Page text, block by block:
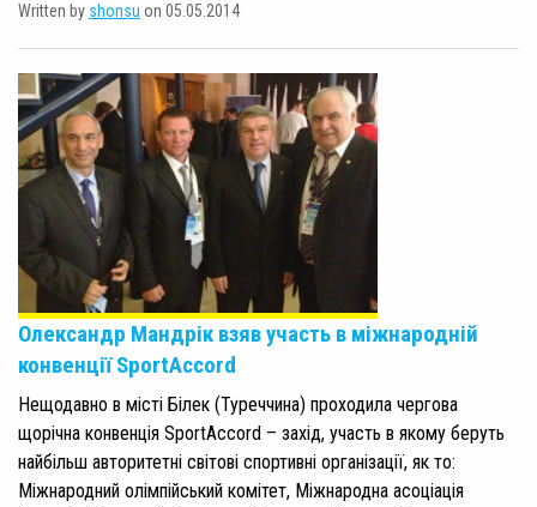
Written by shonsu on 05.05.2014
Олександр Мандрік взяв участь в міжнародній
конвенції SportAccord
Нещодавно в місті Білек (Туреччина) проходила чергова
щорічна конвенція SportAccord – захід, участь в якому беруть
найбільш авторитетні світові спортивні організації, як то:
Міжнародний олімпійський комітет, Міжнародна асоціація